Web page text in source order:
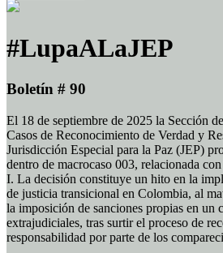
#LupaALaJEP
Boletín # 90
El 18 de septiembre de 2025 la Sección
Casos de Reconocimiento de Verdad y
Jurisdicción Especial para la Paz (JEP)
dentro de macrocaso 003, relacionada
I. La decisión constituye un hito en la
de justicia transicional en Colombia, al
la imposición de sanciones propias en un
extrajudiciales, tras surtir el proceso de
responsabilidad por parte de los